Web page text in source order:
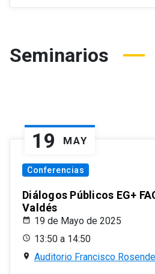
Seminarios
19 MAY
Conferencias
Diálogos Públicos EG+
Valdés
19 de Mayo de 2025
13:50 a 14:50
Auditorio Francisco